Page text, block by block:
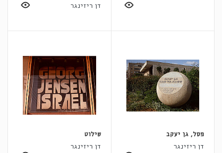
דן ריזינגר
פסל, גן יעקב
דן ריזינגר
שילוט
דן ריזינגר